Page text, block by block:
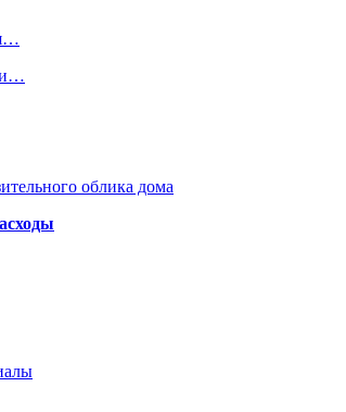
и…
облика дома